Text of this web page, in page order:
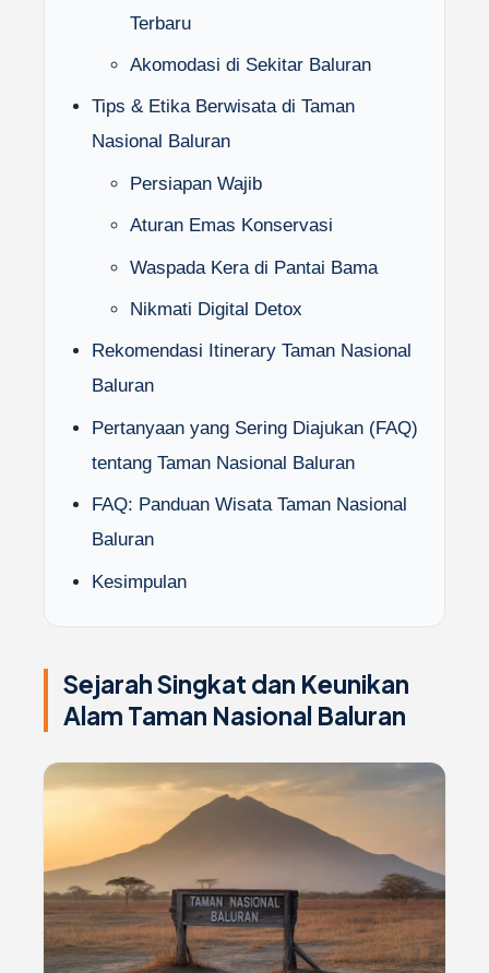
Terbaru
Akomodasi di Sekitar Baluran
Tips & Etika Berwisata di Taman
Nasional Baluran
Persiapan Wajib
Aturan Emas Konservasi
Waspada Kera di Pantai Bama
Nikmati Digital Detox
Rekomendasi Itinerary Taman Nasional
Baluran
Pertanyaan yang Sering Diajukan (FAQ)
tentang Taman Nasional Baluran
FAQ: Panduan Wisata Taman Nasional
Baluran
Kesimpulan
Sejarah Singkat dan Keunikan
Alam Taman Nasional Baluran